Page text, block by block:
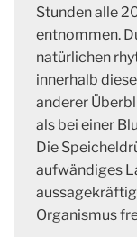
Stunden alle
entnommen.
natürlichen
innerhalb
anderer
als bei einer
Die
aufwändiges
Organismus